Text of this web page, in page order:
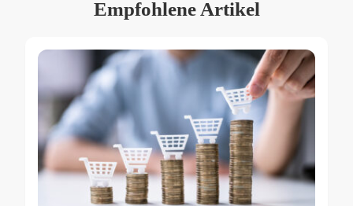
Empfohlene Artikel